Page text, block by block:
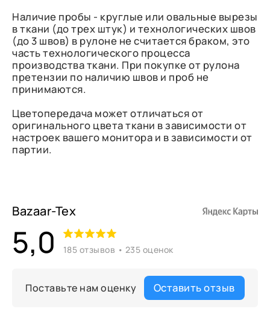
Наличие пробы - круглые или овальные вырезы
в ткани (до трех штук) и технологических швов
(до 3 швов) в рулоне не считается браком, это
часть технологического процесса
производства ткани. При покупке от рулона
претензии по наличию швов и проб не
принимаются.
Цветопередача может отличаться от
оригинального цвета ткани в зависимости от
настроек вашего монитора и в зависимости от
партии.
Bazaar-Tex
5,0 185 отзывов • 235 оценок
Поставьте нам оценку Оставить отзыв